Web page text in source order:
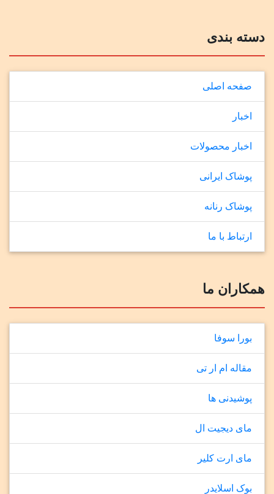
دسته بندی
صفحه اصلی
اخبار
اخبار محصولات
پوشاک ایرانی
پوشاک رنانه
ارتباط با ما
همکاران ما
بورا سوفا
مقاله ام ار تی
پوشیدنی ها
مای دیجیت ال
مای ارت کلیر
بوک اسلایدر